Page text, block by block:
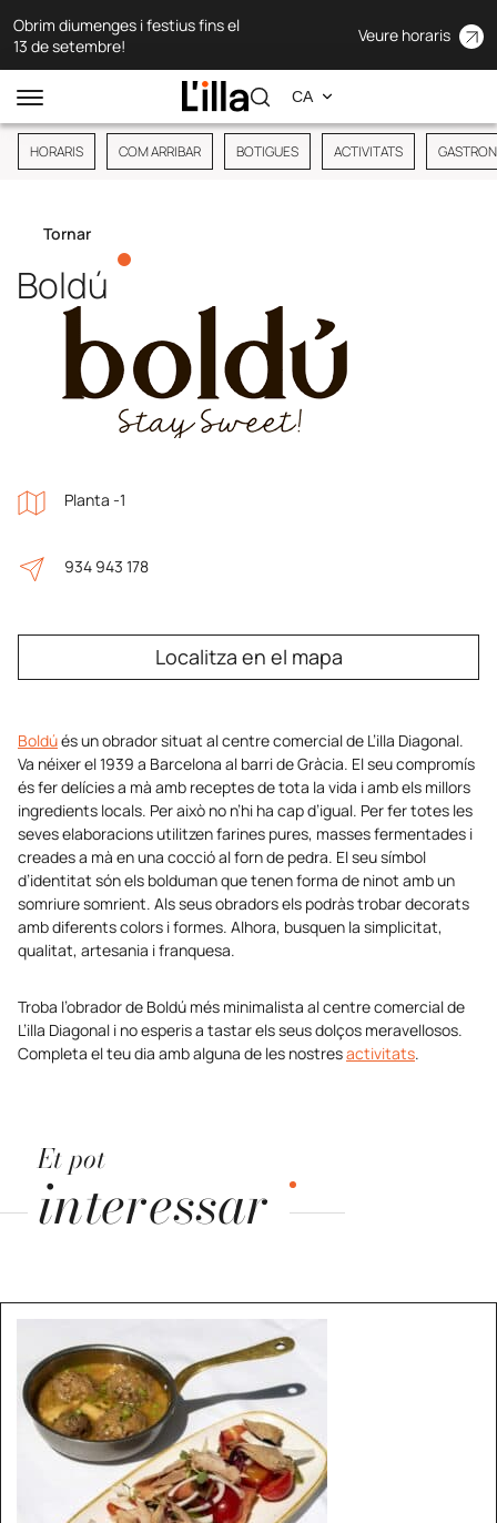
Obrim diumenges i festius fins el
13 de setembre!
Veure horaris
HORARIS COM ARRIBAR BOTIGUES ACTIVITATS
Tornar
Boldú
Planta -1
934 943 178
Localitza en el mapa
Boldúés un obrador situat al centre comercial de L’illa Diagonal.
Va néixer el 1939 a Barcelona al barri de Gràcia. El seu compromís
és fer delícies a mà amb receptes de tota la vida i amb els millors
ingredients locals. Per això no n’hi ha cap d’igual. Per fer totes les
seves elaboracions utilitzen farines pures, masses fermentades i
creades a mà en una cocció al forn de pedra. El seu símbol
d’identitat són els bolduman que tenen forma de ninot amb un
somriure somrient. Als seus obradors els podràs trobar decorats
amb diferents colors i formes. Alhora, busquen la simplicitat,
qualitat, artesania i franquesa.
Troba l’obrador de Boldú més minimalista al centre comercial de
L’illa Diagonal i no esperis a tastar els seus dolços meravellosos.
Completa el teu dia amb alguna de les nostresactivitats.
Et pot
interessar